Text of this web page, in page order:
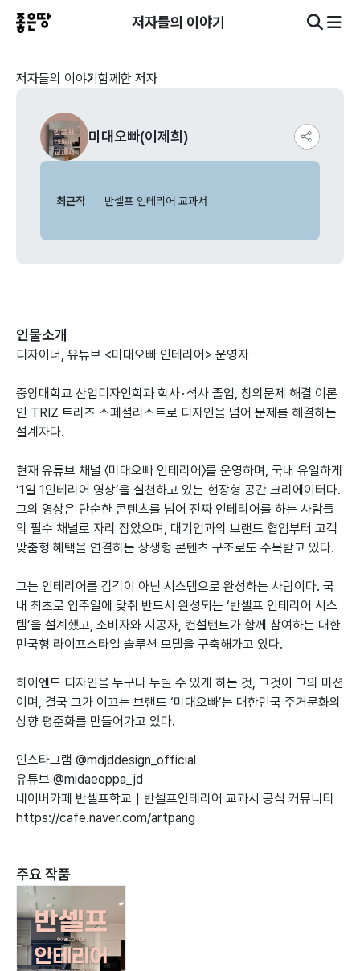
저자들의 이야기
저자들의 이야기 함께한 저자
미대오빠(이제희)
최근작 반셀프 인테리어 교과서
인물소개
디자이너, 유튜브 <미대오빠 인테리어> 운영자
중앙대학교 산업디자인학과 학사 · 석사 졸업, 창의문제 해결 이론
인 TRIZ 트리즈 스페셜리스트로 디자인을 넘어 문제를 해결하는
설계자다.
현재 유튜브 채널 〈미대오빠 인테리어〉를 운영하며, 국내 유일하게
‘1일 1인테리어 영상’을 실천하고 있는 현장형 공간 크리에이터다.
그의 영상은 단순한 콘텐츠를 넘어 진짜 인테리어를 하는 사람들
의 필수 채널로 자리 잡았으며, 대기업과의 브랜드 협업부터 고객
맞춤형 혜택을 연결하는 상생형 콘텐츠 구조로도 주목받고 있다.
그는 인테리어를 감각이 아닌 시스템으로 완성하는 사람이다. 국
내 최초로 입주일에 맞춰 반드시 완성되는 ‘반셀프 인테리어 시스
템’을 설계했고, 소비자와 시공자, 컨설턴트가 함께 참여하는 대한
민국형 라이프스타일 솔루션 모델을 구축해가고 있다.
하이엔드 디자인을 누구나 누릴 수 있게 하는 것, 그것이 그의 미션
이며, 결국 그가 이끄는 브랜드 ‘미대오빠’는 대한민국 주거문화의
상향 평준화를 만들어가고 있다.
인스타그램 @mdjddesign_official
유튜브 @midaeoppa_jd
네이버카페 ‌반셀프학교 | 반셀프인테리어 교과서 공식 커뮤니티
https://cafe.naver.com/artpang
주요 작품